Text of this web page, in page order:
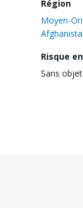
Région
Moyen-
Risque
Sans objet